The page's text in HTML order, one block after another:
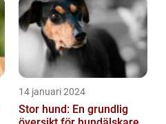
14 januari 2024
Stor hund: En grundlig